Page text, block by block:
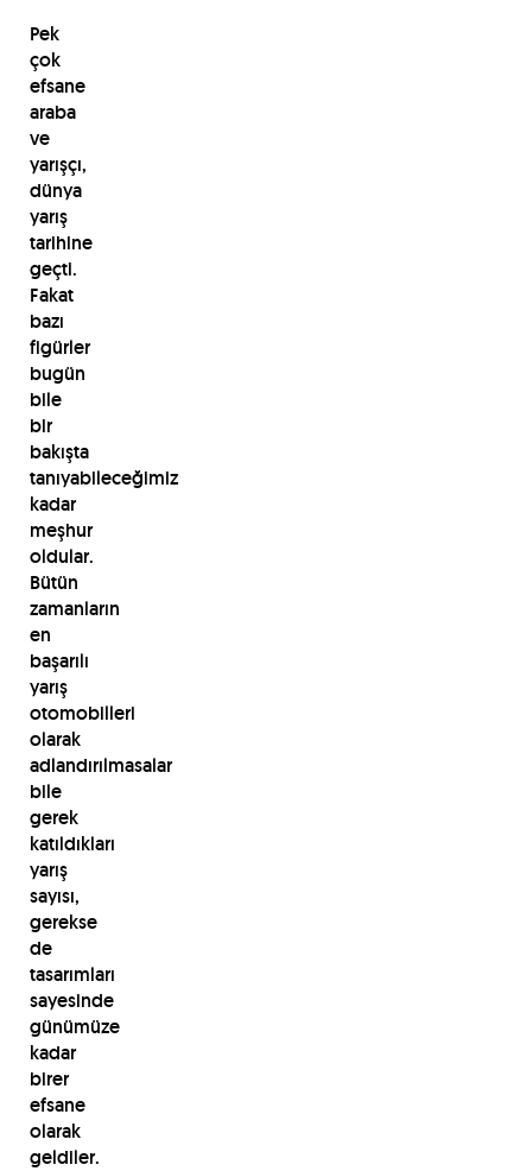
Pek
çok
efsane
araba
ve
yarışçı,
dünya
yarış
tarihine
geçti.
Fakat
bazı
figürler
bugün
bile
bir
bakışta
tanıyabileceğimiz
kadar
meşhur
oldular.
Bütün
zamanların
en
başarılı
yarış
otomobilleri
olarak
adlandırılmasalar
bile
gerek
katıldıkları
yarış
sayısı,
gerekse
de
tasarımları
sayesinde
günümüze
kadar
birer
efsane
olarak
geldiler.